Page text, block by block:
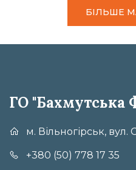
БІЛЬШЕ
ГО "Бахмутська
м. Вільногірськ, вул.
+380 (50) 778 17 35